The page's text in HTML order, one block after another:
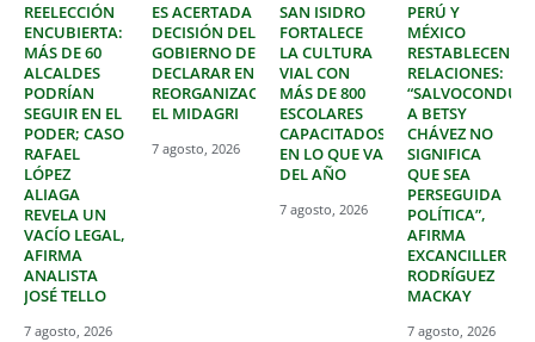
REELECCIÓN
ENCUBIERTA:
MÁS DE 60
ALCALDES
PODRÍAN
SEGUIR EN EL
PODER; CASO
RAFAEL
LÓPEZ
ALIAGA
REVELA UN
VACÍO LEGAL,
AFIRMA
ANALISTA
JOSÉ TELLO
7 agosto, 2026
ES ACERTADA
DECISIÓN DEL
GOBIERNO DE
DECLARAR EN
REORGANIZACIÓN
EL MIDAGRI
7 agosto, 2026
SAN ISIDRO
FORTALECE
LA CULTURA
VIAL CON
MÁS DE 800
ESCOLARES
CAPACITADOS
EN LO QUE VA
DEL AÑO
7 agosto, 2026
PERÚ Y
MÉXICO
RESTABLECEN
RELACIONES:
A BETSY
CHÁVEZ NO
SIGNIFICA
QUE SEA
PERSEGUIDA
POLÍTICA”,
AFIRMA
EXCANCILLER
RODRÍGUEZ
MACKAY
7 agosto, 2026